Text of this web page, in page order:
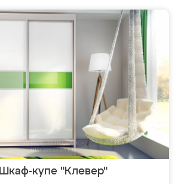
Шкаф-купе "Клевер"